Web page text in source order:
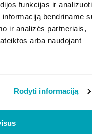
funkcijas ir analizuoti
bendriname
ir analizės partneriais,
arba naudojant
Rodyti informaciją